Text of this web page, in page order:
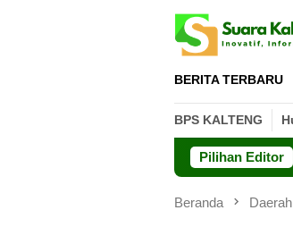
BERITA TERBARU
BPS KALTENG
Pilihan Editor
Beranda Daerah